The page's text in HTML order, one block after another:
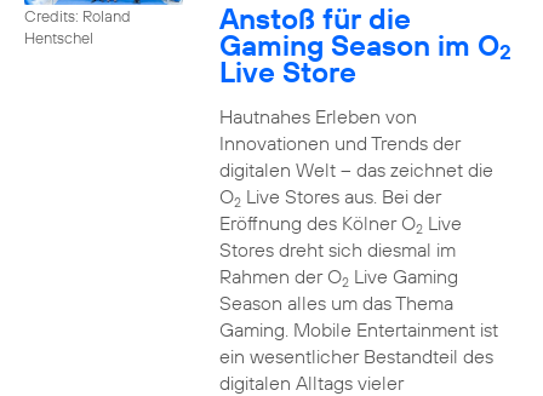
Credits: Roland
Hentschel
Anstoß für die
Gaming Season im O2
Live Store
Hautnahes Erleben von
Innovationen und Trends der
digitalen Welt – das zeichnet die
O2Live Stores aus. Bei der
Eröffnung des Kölner O2Live
Stores dreht sich diesmal im
Rahmen der O2Live Gaming
Season alles um das Thema
Gaming. Mobile Entertainment ist
ein wesentlicher Bestandteil des
digitalen Alltags vieler